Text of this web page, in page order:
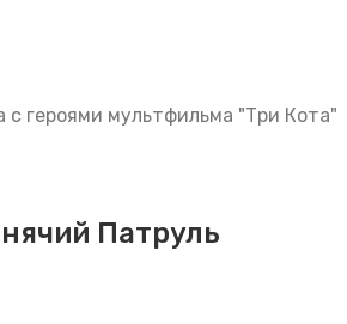
с героями мультфильма "Три Кота"
Патруль